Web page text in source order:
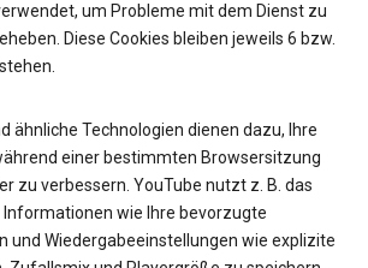
um Probleme mit dem Dienst zu
Diese Cookies bleiben jeweils 6 bzw.
ähnliche Technologien dienen dazu, Ihre
einer bestimmten Browsersitzung
zu verbessern. YouTube nutzt z. B. das
Informationen wie Ihre bevorzugte
und Wiedergabeeinstellungen wie explizite